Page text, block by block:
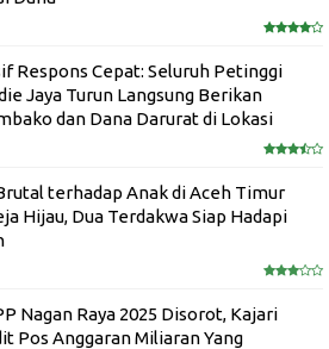
Respons Cepat: Seluruh Petinggi
Jaya Turun Langsung Berikan
dan Dana Darurat di Lokasi
terhadap Anak di Aceh Timur
Hijau, Dua Terdakwa Siap Hadapi
Nagan Raya 2025 Disorot, Kajari
Pos Anggaran Miliaran Yang